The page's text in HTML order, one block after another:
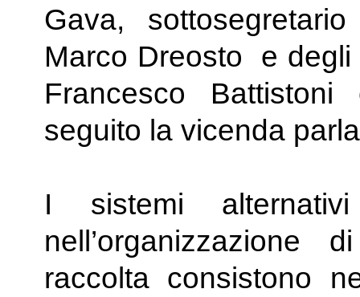
Gava,
Marco Dreosto e degli
Francesco
seguito la vicenda
I sistemi
raccolta consistono